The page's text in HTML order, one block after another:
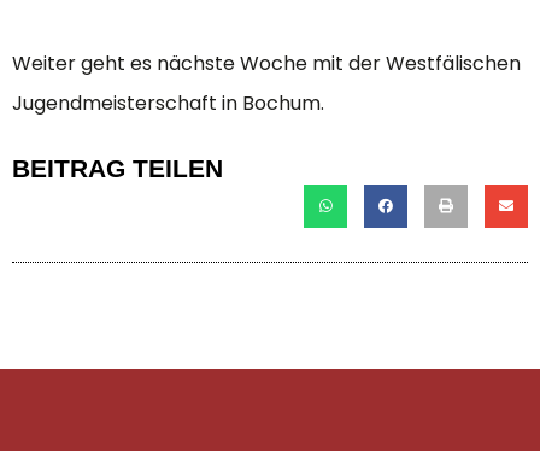
Weiter geht es nächste Woche mit der Westfälischen
Jugendmeisterschaft in Bochum.
BEITRAG TEILEN